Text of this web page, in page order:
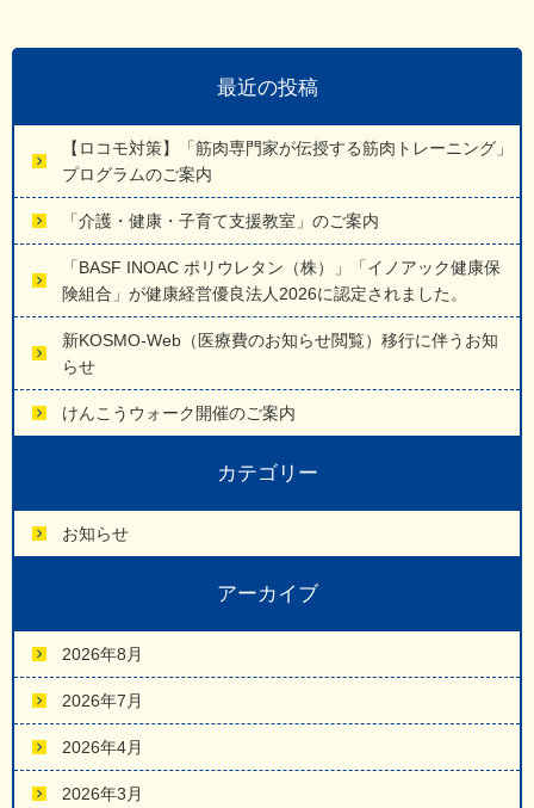
最近の投稿
【ロコモ対策】「筋肉専門家が伝授する筋肉トレーニング」
プログラムのご案内
「介護・健康・子育て支援教室」のご案内
「BASF INOAC ポリウレタン（株）」「イノアック健康保
険組合」が健康経営優良法人2026に認定されました。
新KOSMO-Web（医療費のお知らせ閲覧）移行に伴うお知
らせ
けんこうウォーク開催のご案内
カテゴリー
お知らせ
アーカイブ
2026年8月
2026年7月
2026年4月
2026年3月